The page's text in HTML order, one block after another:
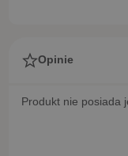
Opinie
Produkt nie posiada